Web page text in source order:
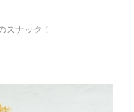
スナック！